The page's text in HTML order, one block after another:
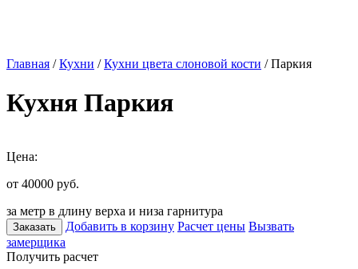
Главная /Кухни /Кухни цвета слоновой кости / Паркия
Кухня Паркия
Цена:
от 40000 руб.
за метр в длину верха и низа гарнитура
Заказать Добавить в корзину Расчет цены Вызвать
замерщика
Получить расчет